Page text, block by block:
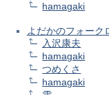
hamagaki
よだかのフォーク
入沢康夫
hamagaki
つめくさ
hamagaki